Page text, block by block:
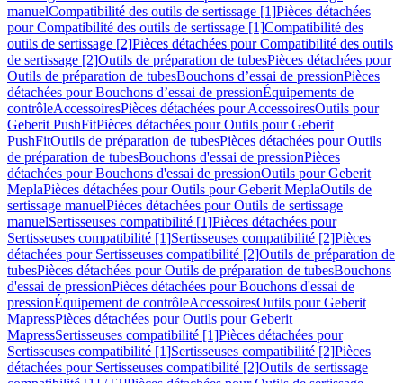
manuelCompatibilité des outils de sertissage [1]Pièces détachées
pour Compatibilité des outils de sertissage [1]Compatibilité des
outils de sertissage [2]Pièces détachées pour Compatibilité des outils
de sertissage [2]Outils de préparation de tubesPièces détachées pour
Outils de préparation de tubesBouchons d’essai de pressionPièces
détachées pour Bouchons d’essai de pressionÉquipements de
contrôleAccessoiresPièces détachées pour AccessoiresOutils pour
Geberit PushFitPièces détachées pour Outils pour Geberit
PushFitOutils de préparation de tubesPièces détachées pour Outils
de préparation de tubesBouchons d'essai de pressionPièces
détachées pour Bouchons d'essai de pressionOutils pour Geberit
MeplaPièces détachées pour Outils pour Geberit MeplaOutils de
sertissage manuelPièces détachées pour Outils de sertissage
manuelSertisseuses compatibilité [1]Pièces détachées pour
Sertisseuses compatibilité [1]Sertisseuses compatibilité [2]Pièces
détachées pour Sertisseuses compatibilité [2]Outils de préparation de
tubesPièces détachées pour Outils de préparation de tubesBouchons
d'essai de pressionPièces détachées pour Bouchons d'essai de
pressionÉquipement de contrôleAccessoiresOutils pour Geberit
MapressPièces détachées pour Outils pour Geberit
MapressSertisseuses compatibilité [1]Pièces détachées pour
Sertisseuses compatibilité [1]Sertisseuses compatibilité [2]Pièces
détachées pour Sertisseuses compatibilité [2]Outils de sertissage